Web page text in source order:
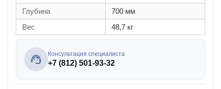
Глубина
700 мм
Вес
48,7 кг
Консультация специалиста
+7 (812) 501-93-32